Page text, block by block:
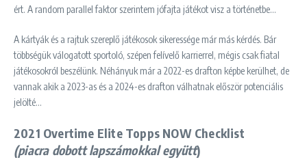
ért. A random parallel faktor szerintem jófajta játékot visz a történetbe…
A kártyák és a rajtuk szereplő játékosok sikeressége már más kérdés. Bár
többségük válogatott sportoló, szépen felívelő karrierrel, mégis csak fiatal
játékosokról beszélünk. Néhányuk már a 2022-es drafton képbe kerülhet, de
vannak akik a 2023-as és a 2024-es drafton válhatnak először potenciális
jelölté…
2021 Overtime Elite Topps NOW Checklist
(piacra dobott lapszámokkal együtt)